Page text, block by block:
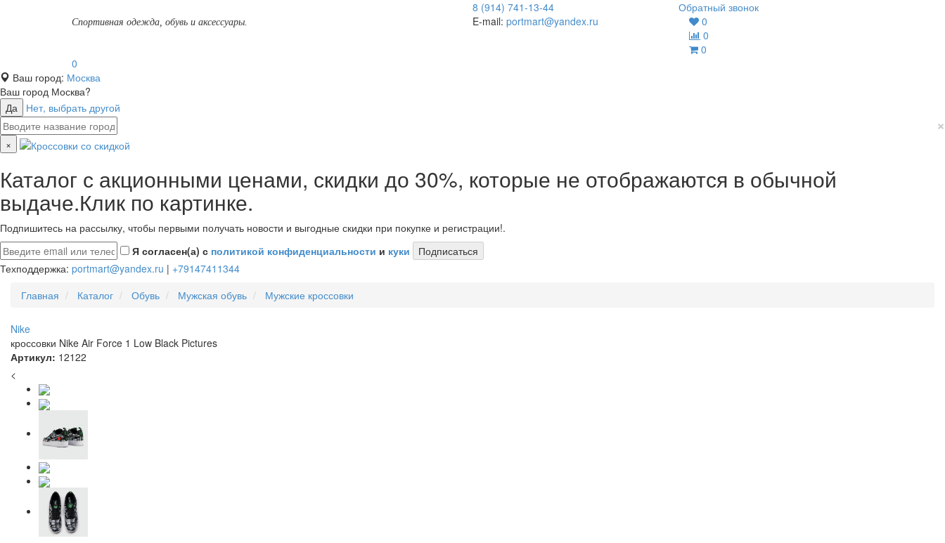
Спортивная одежда, обувь и аксессуары.
8 (914) 741-13-44
E-mail: portmart@yandex.ru
Обратный звонок
0
0
0
0
Ваш город: Москва
Ваш город Москва?
Да
Нет, выбрать другой
×
×
Каталог с акционными ценами, скидки до 30%, которые не отображаются в обычной
выдаче.Клик по картинке.
Подпишитесь на рассылку, чтобы первыми получать новости и выгодные скидки при покупке и регистрации!.
Я согласен(а) с политикой конфиденциальности и куки
Подписаться
Техподдержка: portmart@yandex.ru | +79147411344
Главная
Каталог Обувь Мужская обувь Мужские кроссовки
Nike
кроссовки Nike Air Force 1 Low Black Pictures
Артикул: 12122
<